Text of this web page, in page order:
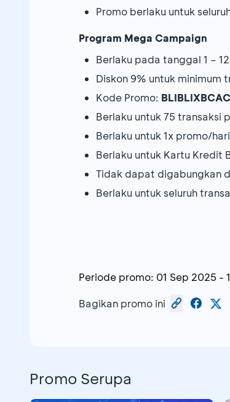
Promo berlaku untuk
Program Mega Campaign
Berlaku pada tanggal 1 –
Diskon 9% untuk minimum
Kode Promo:
Berlaku untuk 75 transaksi
Berlaku untuk 1x promo/
Berlaku untuk Kartu Kredit
Tidak dapat digabungkan
Berlaku untuk seluruh
Periode promo: 01 Sep 2025 -
Bagikan promo ini
Promo Serupa